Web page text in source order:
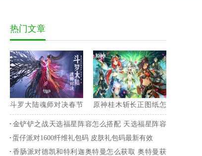
热门文章
斗罗大陆魂师对决春节
兑换码 2023最新永久兑
换码
原神桂木斩长正图纸怎
么获得 桂木斩长正图纸
获取攻略
金铲铲之战天选福星阵容怎么搭配 天选福星阵容
攻略
蛋仔派对1600纤维礼包码 皮肤礼包码最新有效
香肠派对德凯和特利迦奥特曼怎么获取 奥特曼获